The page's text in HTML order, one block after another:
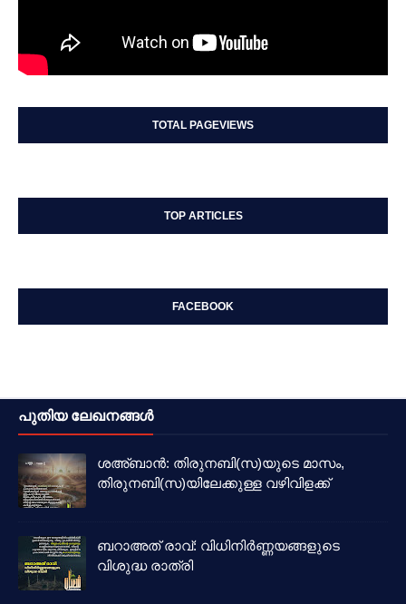
TOTAL PAGEVIEWS
TOP ARTICLES
FACEBOOK
പുതിയ ലേഖനങ്ങൾ
ശഅ്ബാൻ: തിരുനബി(സ)യുടെ മാസം,
തിരുനബി(സ)യിലേക്കുള്ള വഴിവിളക്ക്
ബറാഅത് രാവ്: വിധിനിർണ്ണയങ്ങളുടെ
വിശുദ്ധ രാത്രി